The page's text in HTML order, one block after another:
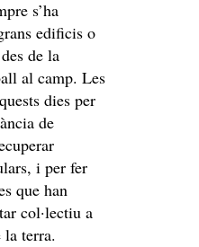
s’ha
edificis o
de la
al camp. Les
dies per
de
i per fer
que han
col·lectiu a
terra.